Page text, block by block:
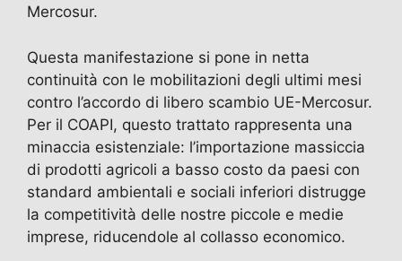
Mercosur.
Questa manifestazione si pone in netta
continuità con le mobilitazioni degli ultimi mesi
contro l’accordo di libero scambio UE-Mercosur.
Per il COAPI, questo trattato rappresenta una
minaccia esistenziale: l’importazione massiccia
di prodotti agricoli a basso costo da paesi con
standard ambientali e sociali inferiori distrugge
la competitività delle nostre piccole e medie
imprese, riducendole al collasso economico.